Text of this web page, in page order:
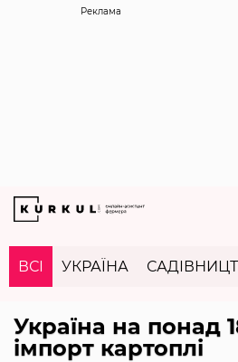
Реклама
ВСІ УКРАЇНА
Україна на понад
імпорт картоплі